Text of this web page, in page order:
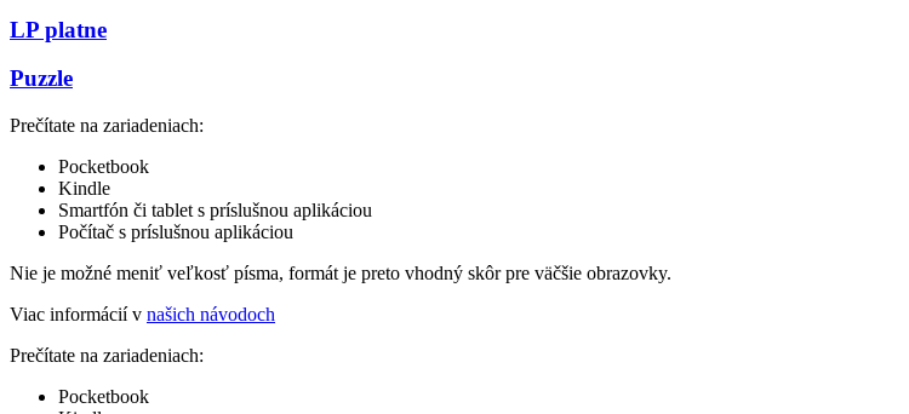
LP platne
Puzzle
Prečítate na zariadeniach:
Pocketbook
Kindle
Smartfón či tablet s príslušnou aplikáciou
Počítač s príslušnou aplikáciou
Nie je možné meniť veľkosť písma, formát je preto vhodný skôr pre väčšie obrazovky.
Viac informácií v našich návodoch
Prečítate na zariadeniach:
Pocketbook